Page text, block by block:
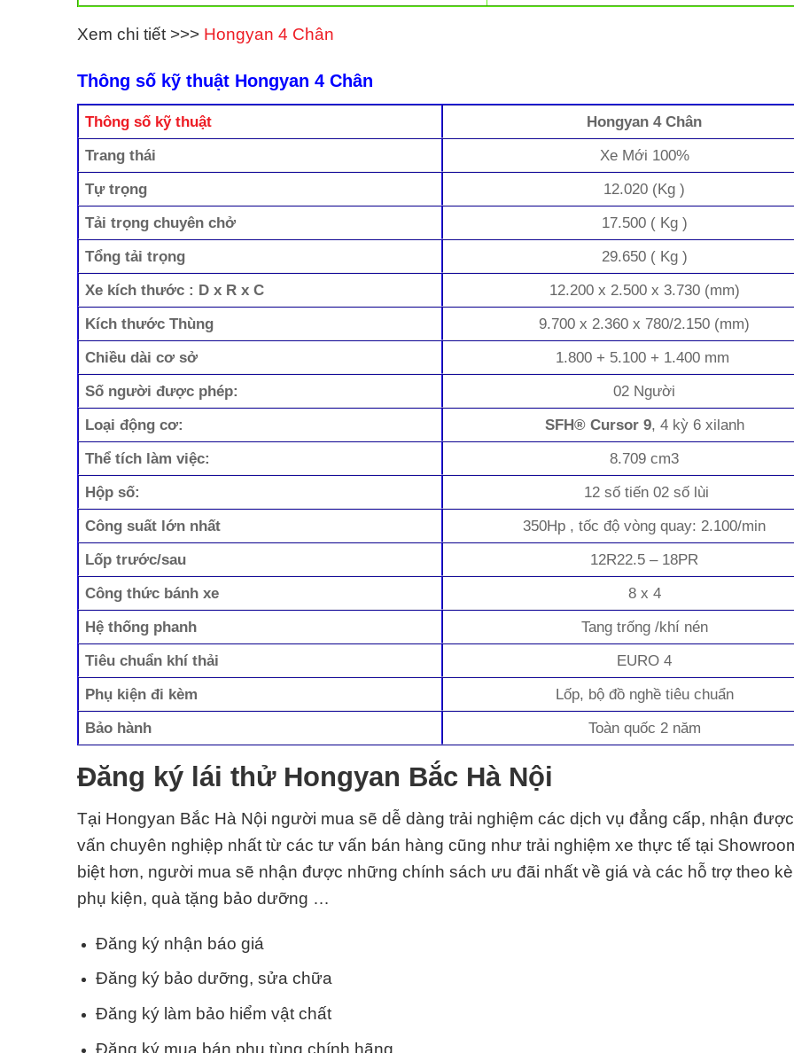
Xem chi tiết >>> Hongyan 4 Chân
Thông số kỹ thuật Hongyan 4 Chân
Thông số kỹ thuật
Hongyan 4 Chân
Trang thái
Xe Mới 100%
Tự trọng
12.020 (Kg )
Tải trọng chuyên chở
17.500 ( Kg )
Tổng tải trọng
29.650 ( Kg )
Xe kích thước : D x R x C
12.200 x 2.500 x 3.730 (mm)
Kích thước Thùng
9.700 x 2.360 x 780/2.150 (mm)
Chiều dài cơ sở
1.800 + 5.100 + 1.400 mm
Số người được phép:
02 Người
Loại động cơ:
SFH® Cursor 9, 4 kỳ 6 xilanh
Thể tích làm việc:
8.709 cm3
Hộp số:
12 số tiến 02 số lùi
Công suất lớn nhất
350Hp , tốc độ vòng quay: 2.100/min
Lốp trước/sau
12R22.5 – 18PR
Công thức bánh xe
8 x 4
Hệ thống phanh
Tang trống /khí nén
Tiêu chuẩn khí thải
EURO 4
Phụ kiện đi kèm
Lốp, bộ đồ nghề tiêu chuẩn
Bảo hành
Toàn quốc 2 năm
Đăng ký lái thử Hongyan Bắc Hà Nội
Tại Hongyan Bắc Hà Nội người mua sẽ dễ dàng trải nghiệm các dịch vụ đẳng cấp, nhận
vấn chuyên nghiệp nhất từ các tư vấn bán hàng cũng như trải nghiệm xe thực tế tại
biệt hơn, người mua sẽ nhận được những chính sách ưu đãi nhất về giá và các hỗ trợ theo
phụ kiện, quà tặng bảo dưỡng …
Đăng ký nhận báo giá
Đăng ký bảo dưỡng, sửa chữa
Đăng ký làm bảo hiểm vật chất
Đăng ký mua bán phụ tùng chính hãng